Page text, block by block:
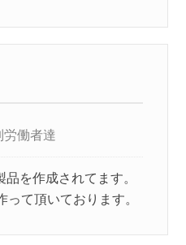
労働者達
品を作成されてます。
て頂いております。